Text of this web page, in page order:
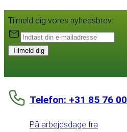
Tilmeld dig vores nyhedsbrev:
Tilmeld dig
Telefon: +31 85 76
På arbejdsdage fra